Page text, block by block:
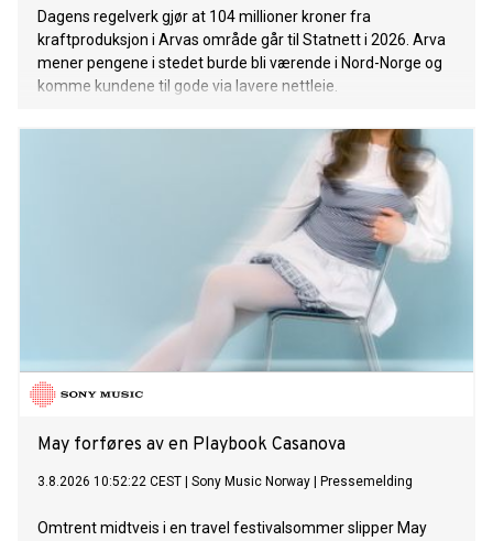
Dagens regelverk gjør at 104 millioner kroner fra
kraftproduksjon i Arvas område går til Statnett i 2026. Arva
mener pengene i stedet burde bli værende i Nord-Norge og
komme kundene til gode via lavere nettleie.
May forføres av en Playbook Casanova
3.8.2026 10:52:22 CEST Sony Music Norway Pressemelding
Omtrent midtveis i en travel festivalsommer slipper May